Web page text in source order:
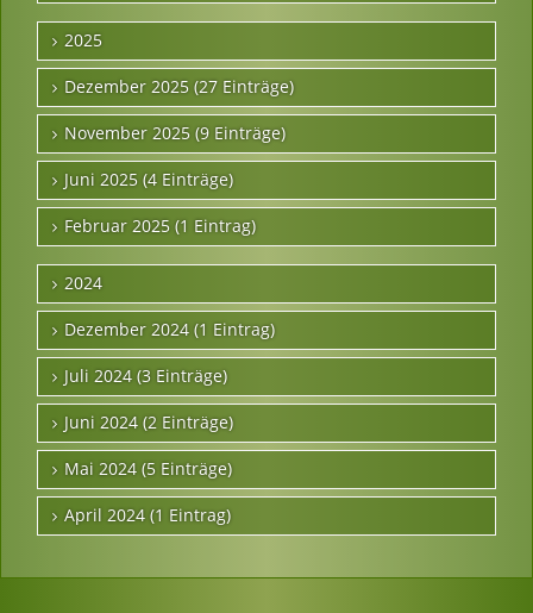
2025
Dezember 2025 (27 Einträge)
November 2025 (9 Einträge)
Juni 2025 (4 Einträge)
Februar 2025 (1 Eintrag)
2024
Dezember 2024 (1 Eintrag)
Juli 2024 (3 Einträge)
Juni 2024 (2 Einträge)
Mai 2024 (5 Einträge)
April 2024 (1 Eintrag)